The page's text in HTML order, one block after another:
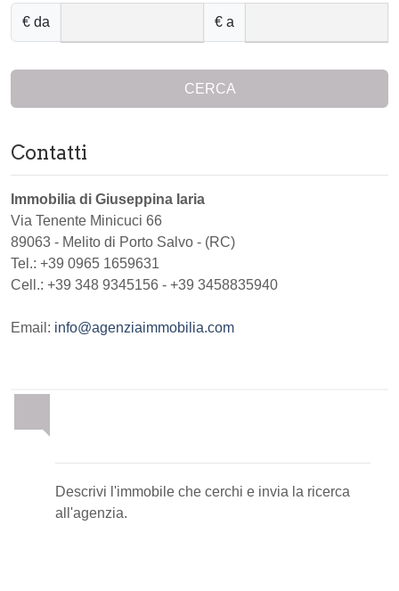
€ da
€ a
CERCA
Contatti
Immobilia di Giuseppina Iaria
Via Tenente Minicuci 66
89063 - Melito di Porto Salvo - (RC)
Tel.: +39 0965 1659631
Cell.: +39 348 9345156 - +39 3458835940
Email: info@agenziaimmobilia.com
Descrivi l'immobile che cerchi e invia la ricerca
all'agenzia.